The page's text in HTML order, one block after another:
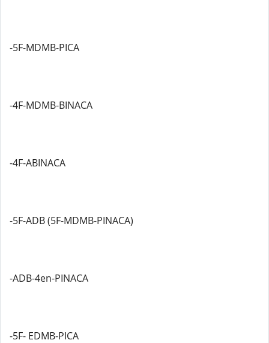
-5F-MDMB-PICA
-4F-MDMB-BINACA
-4F-ABINACA
-5F-ADB (5F-MDMB-PINACA)
-ADB-4en-PINACA
-5F- EDMB-PICA